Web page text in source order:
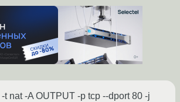
t nat -A OUTPUT -p tcp --dport 80 -j